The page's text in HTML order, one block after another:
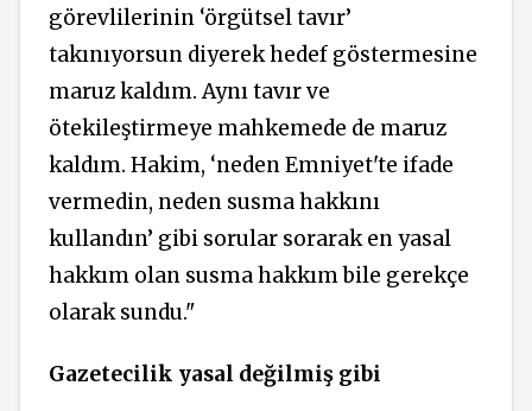
görevlilerinin ‘örgütsel tavır’
takınıyorsun diyerek hedef göstermesine
maruz kaldım. Aynı tavır ve
ötekileştirmeye mahkemede de maruz
kaldım. Hakim, ‘neden Emniyet'te ifade
vermedin, neden susma hakkını
kullandın’ gibi sorular sorarak en yasal
hakkım olan susma hakkım bile gerekçe
olarak sundu."
Gazetecilik yasal değilmiş gibi